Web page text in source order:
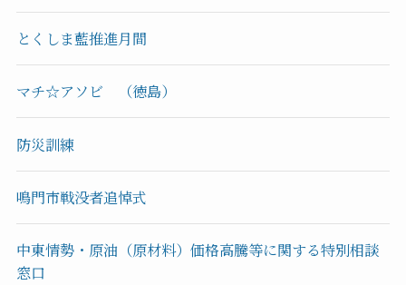
とくしま藍推進月間
マチ☆アソビ （徳島）
防災訓練
鳴門市戦没者追悼式
中東情勢・原油（原材料）価格高騰等に関する特別相談
窓口